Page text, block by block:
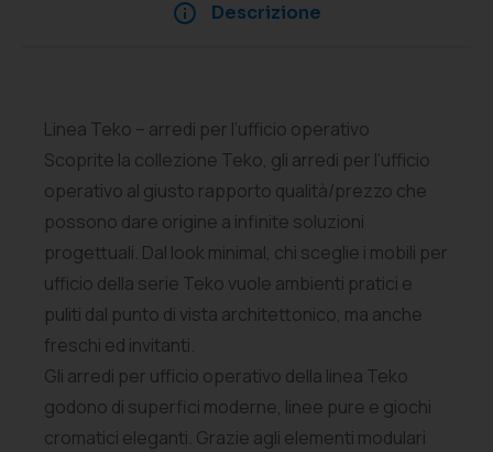
Descrizione
Linea Teko – arredi per l’ufficio operativo
Scoprite la collezione Teko, gli arredi per l’ufficio
operativo al giusto rapporto qualità/prezzo che
possono dare origine a infinite soluzioni
progettuali. Dal look minimal, chi sceglie i mobili per
ufficio della serie Teko vuole ambienti pratici e
puliti dal punto di vista architettonico, ma anche
freschi ed invitanti.
Gli arredi per ufficio operativo della linea Teko
godono di superfici moderne, linee pure e giochi
cromatici eleganti. Grazie agli elementi modulari